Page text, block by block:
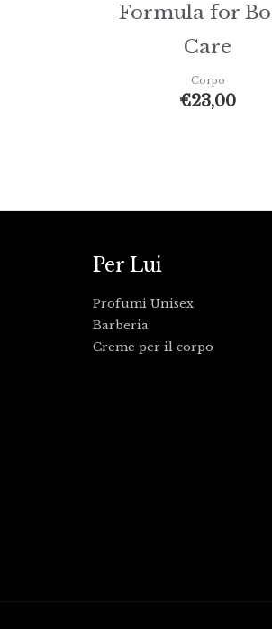
Formula for
Care
Corpo
€23,00
Per Lui
Profumi Unisex
Barberia
Creme per il corpo